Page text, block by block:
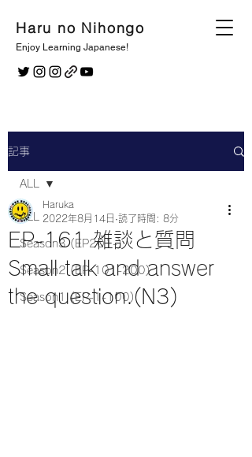
Haru no Nihongo
Enjoy Learning Japanese!
記事
ALL
Season3 (EP201-)
Season2 (EP-101-200)
Season1 (EP-1-100)
ALL
EP-161 雑談と質問
Small talk and answer
the question.(N3)
Haruka
2022年8月14日 読了時間: 8分